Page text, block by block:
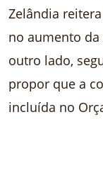
Zelândia
no aumento
outro lado,
propor que a
incluída no